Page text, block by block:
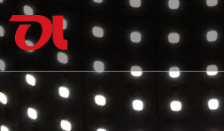
Casa
Sobre nós